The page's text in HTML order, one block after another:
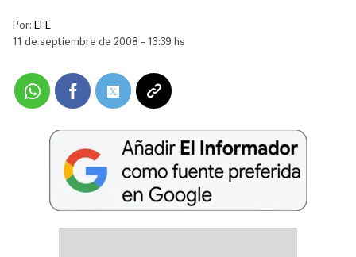
Por: EFE
11 de septiembre de 2008 - 13:39 hs